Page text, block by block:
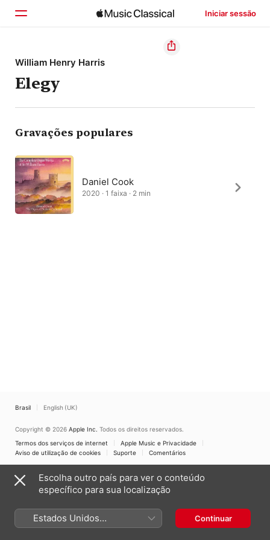
Iniciar sessão
Início
Explorar
Buscar
William Henry Harris
Elegy
Gravações populares
Daniel Cook
2020 · 1 faixa · 2 min
Brasil English (UK)
Copyright © 2026 Apple Inc. Todos os direitos reservados.
Termos dos serviços de internet
Apple Music e Privacidade
Aviso de utilização de cookies
Suporte Comentários
Escolha outro país para ver o conteúdo
específico para sua localização
Estados Unidos
(Português Brasil)
Continuar